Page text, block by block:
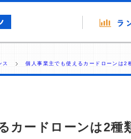
ス 個人事業主でも使えるカードローンは2
カードローンは2種